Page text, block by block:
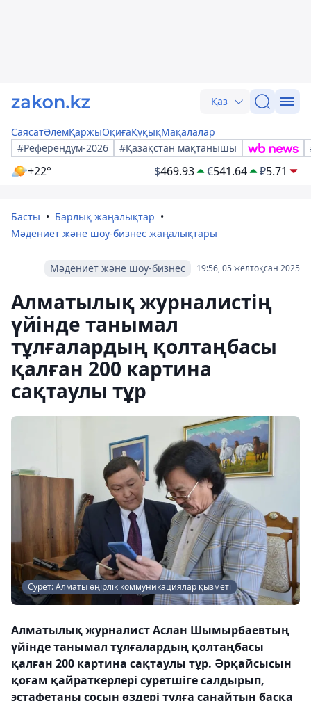
Қаз
СаясатӘлемҚаржыОқиғаҚұқықМақалалар
#Референдум-2026
#Қазақстан мақтанышы
+22° $469.93 €541.64 ₽5.71
Басты
Барлық жаңалықтар
Мәдениет және шоу-бизнес жаңалықтары
19:56, 05 желтоқсан 2025
Мәдениет және шоу-бизнес
Алматылық журналистің
үйінде танымал
тұлғалардың қолтаңбасы
қалған 200 картина
сақтаулы тұр
Сурет: Алматы өңірлік коммуникациялар қызметі
Алматылық журналист Аслан Шымырбаевтың
үйінде танымал тұлғалардың қолтаңбасы
қалған 200 картина сақтаулы тұр. Әрқайсысын
қоғам қайраткерлері суретшіге салдырып,
эстафетаны сосын өздері тұлға санайтын басқа